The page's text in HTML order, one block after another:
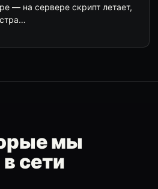
— на сервере скрипт летает,
мы
сети